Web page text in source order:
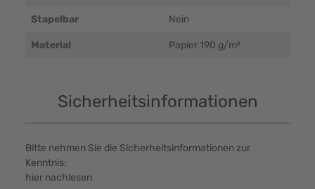
Stapelbar Nein
Material Papier 190 g/m²
Sicherheitsinformationen
Bitte nehmen Sie die Sicherheitsinformationen zur
Kenntnis:
hier nachlesen